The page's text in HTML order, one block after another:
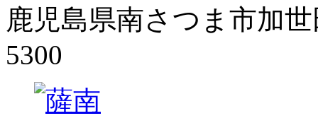
鹿児島県南さつま市加
5300